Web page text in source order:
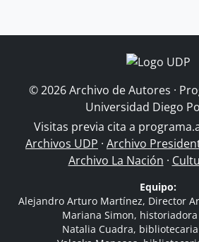
© 2026 Archivo de Autores ·
Universidad Diego
Visitas previa cita a
Archivos UDP · Archivo
Archivo La Nación ·
Equipo:
Alejandro Arturo Martínez, Director
Mariana Simon,
Natalia Cuadra,